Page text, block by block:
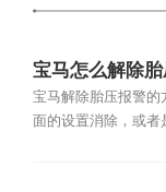
宝马怎么解除胎
宝马解除胎压报警的
面的设置消除，或者